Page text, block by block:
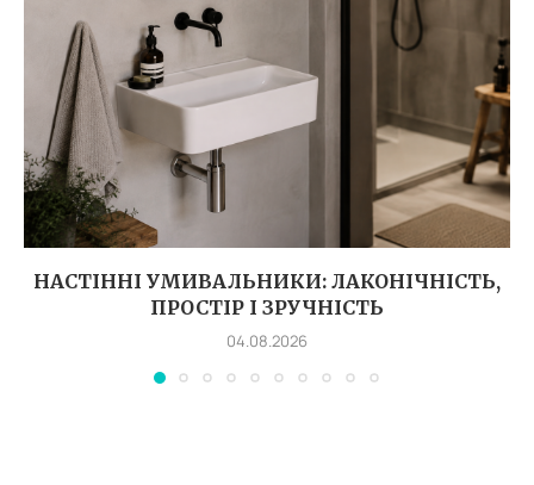
НАСТІННІ УМИВАЛЬНИКИ: ЛАКОНІЧНІСТЬ,
ПРОСТІР І ЗРУЧНІСТЬ
04.08.2026